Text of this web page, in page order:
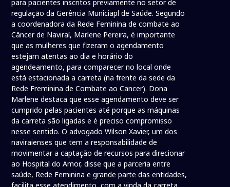
para pacientes inscritos previamente no setor de
regulação da Gerência Municiapl de Saúde. Segundo
a coordenadora da Rede Feminina de combate ao
Câncer de Naviraí, Marlene Pereira, é importante
que as mulheres que fizeram o agendamento
estejam atentas ao dia e horário do
agendeamento, para comparecer no local onde
está estacionada a carreta (na frente da sede da
Rede Freminina de Combate ao Cancer). Dona
Marlene destaca que esse agendamento deve ser
cumprido pelas pacientes até porque as máquinas
da carreta são ligadas e é preciso compromisso
nesse sentido. O advogado Wilson Xavier, um dos
naviraienses que tem a responsabilidade de
movimentar a captação de recursos para direcionar
ao Hospital do Amor, disse que a parceria entre
saúde, Rede Feminina e grande parte das entidades,